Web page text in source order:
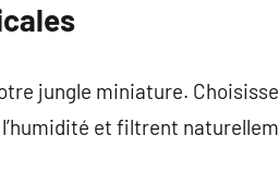
jungle miniature.
et filtrent